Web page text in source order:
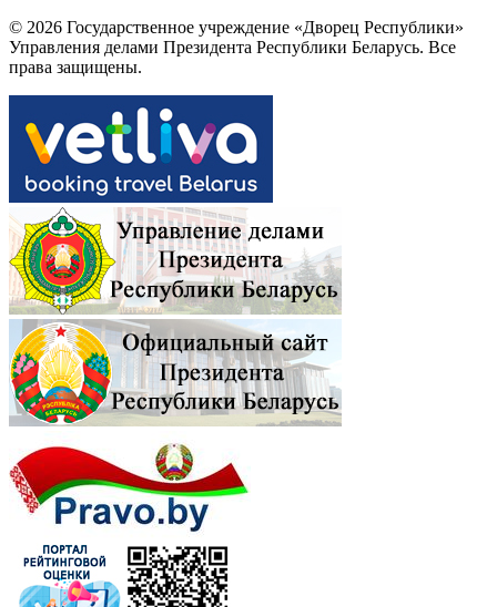
© 2026 Государственное учреждение «Дворец Республики»
Управления делами Президента Республики Беларусь. Все
права защищены.